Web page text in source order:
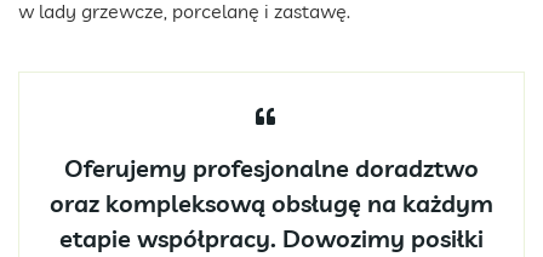
w lady grzewcze, porcelanę i zastawę.
Oferujemy profesjonalne doradztwo
oraz kompleksową obsługę na każdym
etapie współpracy. Dowozimy posiłki